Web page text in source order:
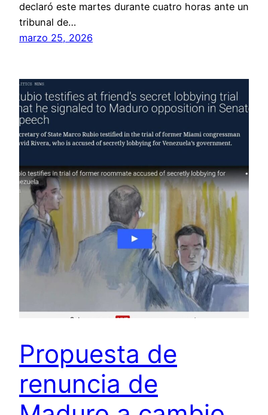
declaró este martes durante cuatro horas ante un
tribunal de…
marzo 25, 2026
Propuesta de
renuncia de